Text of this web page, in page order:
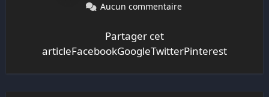
Aucun commentaire
Partager cet
articleFacebookGoogleTwitterPinterest